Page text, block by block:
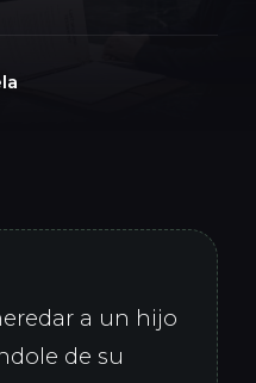
a un hijo
de su